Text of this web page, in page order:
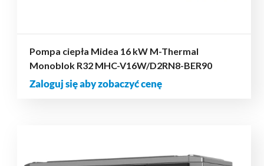
Pompa ciepła Midea 16 kW M-Thermal
Monoblok R32 MHC-V16W/D2RN8-BER90
Zaloguj się aby zobaczyć cenę